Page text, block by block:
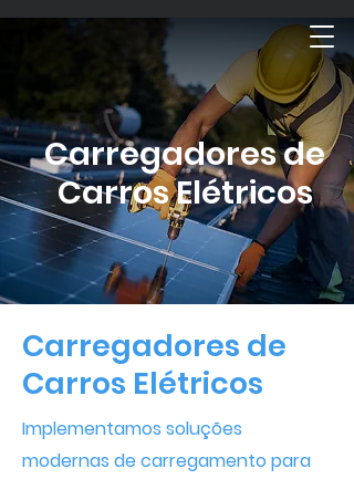
Carregadores de
Carros Elétricos
Carregadores de
Carros Elétricos
Implementamos soluções
modernas de carregamento para